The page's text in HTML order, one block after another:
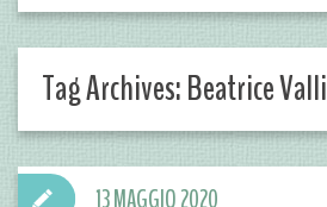
Tag Archives:Beatrice Valli
13 MAGGIO 2020